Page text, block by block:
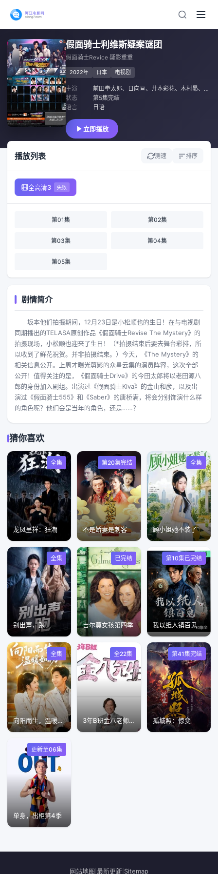
假面骑士利维斯疑案谜团
假面骑士Revice 疑影重重
2022年 日本 电视剧
主演 前田拳太郎、 日向亘、 井本彩花、 木村昴、 小松
状态
第5集完结
语言
日语
立即播放
播放列表 测速 排序
全高清3 失败
第01集 第02集
第03集 第04集
第05集
剧情简介
坂本他们拍摄期间，12月23日是小松顺也的生日！在与电视剧
同期播出的TELASA原创作品《假面骑士Revise The Mystery》的
拍摄现场，小松顺也迎来了生日！（*拍摄结束后要去舞台彩排，所
以收到了鲜花祝贺。并非拍摄结束。）今天，《The Mystery》的
相关信息公开。上周才曝光剪影的众星云集的演员阵容，这次全部
公开！值得关注的是，《假面骑士Drive》的今田太郎将以老田源八
郎的身份加入剧组。出演过《假面骑士Kiva》的金山和彦，以及出
演过《假面骑士555》和《Saber》的唐桥满，将会分别饰演什么样
的角色呢？他们会是当年的角色，还是……？
猜你喜欢
全集
龙凤呈祥：狂潮
第20集完结
不是娇妻是刺客
全集
顾小姐她不装了
全集
别出声，跑
已完结
吉尔莫女孩第四季
第10集已完结
我以纸人镇百鬼
全集
向阳而生，温暖如初
全22集
3年B班金八老师第8季
第41集完结
孤城照：惊变
更新至06集
单身，出柜第4季
网站地图 最新更新 Sitemap